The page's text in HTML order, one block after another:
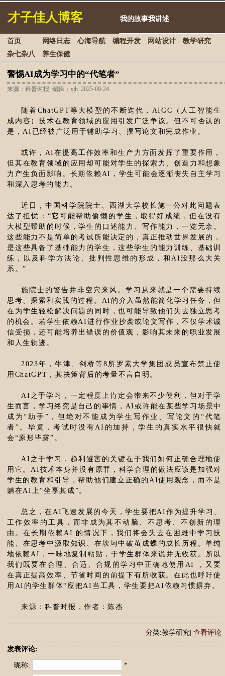
才子佳人博客 我的故事我讲述
首页 网络日志 心海导航 编程开发 网站设计
教学研究
杂七杂八
养生保健
警惕AI成为学习中的“代笔者”
来源：科普时报 编辑：xjh 2025-09-24
随着ChatGPT等大模型的不断迭代，AIGC（人工智能生
成内容）技术在教育领域的应用引发广泛争议。但不可否认的
是，AI已经被广泛用于辅助学习、撰写论文和完成作业。
或许，AI在提高工作效率和生产力方面发挥了重要作用，
但其在教育领域的应用却可能对学生的探索力、创造力和想象
力产生负面影响。长期依赖AI，学生可能会逐渐丧失自主学习
和深入思考的能力。
近日，中国科学院院士、西湖大学校长施一公对此问题表
达了担忧：“它可能帮助偷懒的学生，取得好成绩，但在没有
大模型帮助的时候，学生的口述能力、写作能力，一览无余。
这些能力不是简单的考试所能决定的，真正推动世界发展的，
是这些具备了基础能力的学生，这些学生的能力训练、基础训
练，以及科学方法论、批判性思维的形成，和AI没那么大关
系。”
施院士的警告并非空穴来风。学习从来就是一个需要持续
思考、探索和实践的过程。AI的介入虽然能简化学习任务，但
在为学生轻松解决问题的同时，也可能导致他们失去独立思考
的机会。若学生依赖AI进行作业抄袭或论文写作，不仅学术诚
信受损，还可能培养出错误的价值观，影响其未来的职业发展
和人生轨迹。
2023年，牛津、剑桥等8所罗素大学集团成员宣布禁止使
用ChatGPT，其决策背后的考量不言自明。
AI之于学习，一定程度上肯定会带来不少便利，但对于学
生而言，学习终究是自己的事情，AI或许能在某些学习场景中
成为“助手”，但绝对不能成为学生写作业、写论文的“代笔
者”。毕竟，考试时没有AI的加持，学生的真实水平很快就
会“原形毕露”。
AI之于学习，趋利避害的关键在于我们如何正确合理地使
用它。AI技术本身并没有原罪，科学合理的做法应该是加强对
学生的教育和引导，帮助他们建立正确的AI使用观念，而不是
躺在AI上“坐享其成”。
总之，在AI飞速发展的今天，学生要把AI作为提升学习、
工作效率的工具，而非成为其不动脑、不思考、不创新的理
由。在长期依赖AI 的情况下，我们将会失去在困难中学习技
能、在思考中汲取知识、在坎坷中破茧成蝶的成长历程。单纯
地依赖AI，一味地复制粘贴，于学生群体来说并无收获。所以
我们既要在合理、合适、合规的学习中正确地使用AI ，又要
在真正提高效率、节省时间的前提下有所收获。在此也呼吁使
用AI的学生群体“应把AI当工具，学生要把AI依赖习惯摒弃。
来源：科普时报，作者：陈杰
分类:教学研究| 查看评论
发表评论:
昵称:
*